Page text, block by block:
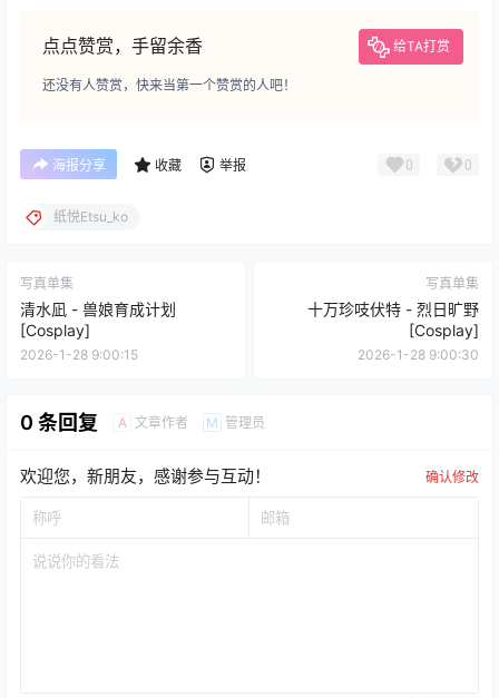
点点赞赏，手留余香 给TA打赏
还没有人赞赏，快来当第一个赞赏的人吧！
海报分享 收藏 举报 0 0
纸悦Etsu_ko
写真单集
清水凪 - 兽娘育成计划
[Cosplay]
2026-1-28 9:00:15
写真单集
十万珍吱伏特 - 烈日旷野
[Cosplay]
2026-1-28 9:00:30
0 条回复 A 文章作者 M 管理员
欢迎您，新朋友，感谢参与互动！ 确认修改